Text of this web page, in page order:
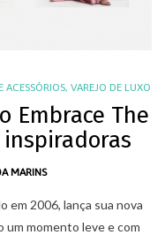
ACESSÓRIOS, VAREJO DE LUXO
Embrace The
MARINS
em 2006, lança sua nova
um momento leve e com